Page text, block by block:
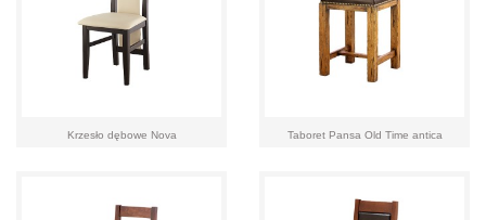
Krzesło dębowe Nova Taboret Pansa Old Time antica